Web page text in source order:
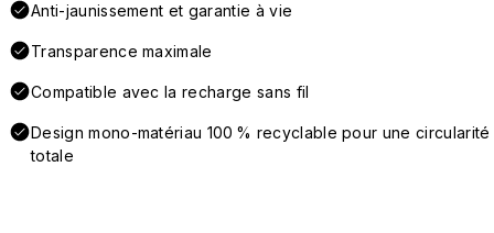
Anti-jaunissement et garantie à vie
Transparence maximale
Compatible avec la recharge sans fil
Design mono-matériau 100 % recyclable pour une circularité
totale